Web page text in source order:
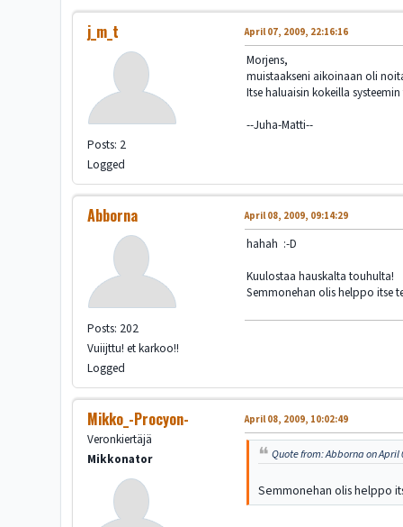
j_m_t
Posts: 2
Logged
April 07, 2009, 22:16:16
Morjens,
muistaakseni aikoinaan oli
Itse haluaisin kokeilla
--Juha-Matti--
Abborna
Posts: 202
Vuiijttu! et karkoo!!
Logged
April 08, 2009, 09:14:29
hahah :-D
Kuulostaa hauskalta touhulta!
Semmonehan olis helppo itse
Mikko_-Procyon-
Veronkiertäjä
Mikkonator
April 08, 2009, 10:02:49
Quote from: Abborna on April
Semmonehan olis helppo